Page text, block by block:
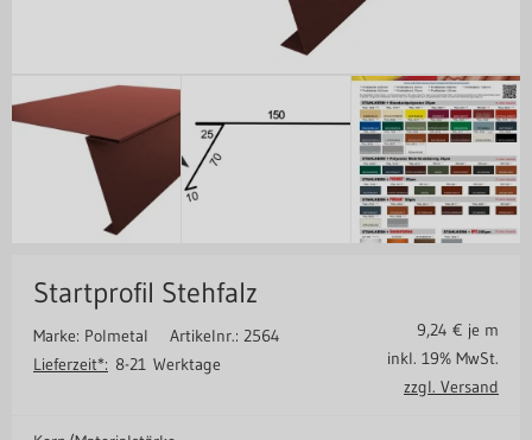
Startprofil Stehfalz
Marke: Polmetal Artikelnr.: 2564
Lieferzeit*: 8-21 Werktage
9,24 € je m
inkl. 19% MwSt.
zzgl. Versand